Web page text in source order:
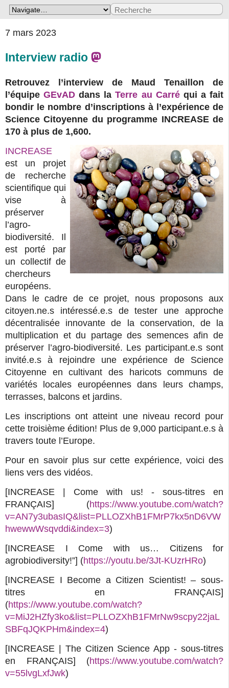
7 mars 2023
Interview radio
Retrouvez l’interview de Maud Tenaillon de
l’équipeGEvAD dans laTerre au Carréqui a fait
bondir le nombre d’inscriptions à l’expérience de
Science Citoyenne du programme INCREASE de
170 à plus de 1,600.
INCREASE
est un projet
de recherche
scientifique qui
vise à
préserver
l’agro-
biodiversité. Il
est porté par
un collectif de
chercheurs
européens.
Dans le cadre de ce projet, nous proposons aux
citoyen.ne.s intéressé.e.s de tester une approche
décentralisée innovante de la conservation, de la
multiplication et du partage des semences afin de
préserver l’agro-biodiversité. Les participant.e.s sont
invité.e.s à rejoindre une expérience de Science
Citoyenne en cultivant des haricots communs de
variétés locales européennes dans leurs champs,
terrasses, balcons et jardins.
Les inscriptions ont atteint une niveau record pour
cette troisième édition! Plus de 9,000 participant.e.s à
travers toute l’Europe.
Pour en savoir plus sur cette expérience, voici des
liens vers des vidéos.
[INCREASE | Come with us! - sous-titres en
FRANÇAIS] (https://www.youtube.com/watch?
v=AN7y3ubasIQ&list=PLLOZXhB1FMrP7kx5nD6VW
hwewwWsqvddi&index=3)
[INCREASE I Come with us… Citizens for
agrobiodiversity!”] (https://youtu.be/3Jt-KUzrHRo)
[INCREASE I Become a Citizen Scientist! – sous-
titres en FRANÇAIS]
(https://www.youtube.com/watch?
v=MiJ2HZfy3ko&list=PLLOZXhB1FMrNw9scpy22jaL
SBFqJQKPHm&index=4)
[INCREASE | The Citizen Science App - sous-titres
en FRANÇAIS] (https://www.youtube.com/watch?
v=55lvgLxfJwk)